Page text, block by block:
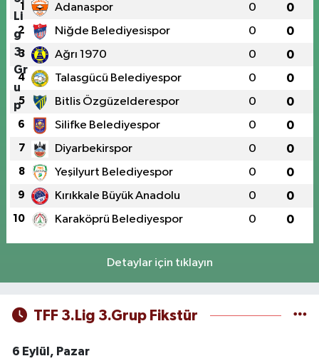
1 Adanaspor 0 0
2 Niğde Belediyesispor 0 0
3 Ağrı 1970 0 0
4 Talasgücü Belediyespor 0 0
5 Bitlis Özgüzelderespor 0 0
6 Silifke Belediyespor 0 0
7 Diyarbekirspor 0 0
8 Yeşilyurt Belediyespor 0 0
9 Kırıkkale Büyük Anadolu 0 0
10 Karaköprü Belediyespor 0 0
Detaylar için tıklayın
TFF 3.Lig 3.Grup Fikstür
6 Eylül, Pazar